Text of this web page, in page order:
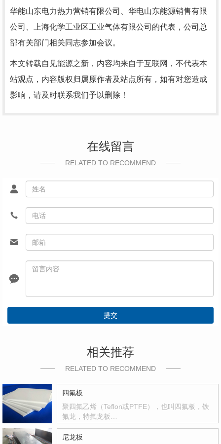
华能山东电力热力营销有限公司、华电山东能源销售有限
公司、上海化学工业区工业气体有限公司的代表，公司总
部有关部门相关同志参加会议。
本文转载自见能源之新，内容均来自于互联网，不代表本
站观点，内容版权归属原作者及站点所有，如有对您造成
影响，请及时联系我们予以删除！
在线留言
RELATED TO RECOMMEND
提交
相关推荐
RELATED TO RECOMMEND
四氟板
聚四氟乙烯（Teflon或PTFE），也叫四氟板，铁
氟龙，特氟龙板…
尼龙板